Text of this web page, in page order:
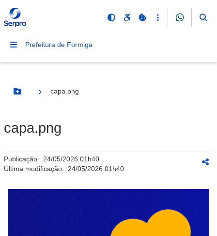
Prefeitura de Formiga
Botão Menu
capa.png
capa.png
Publicação: 24/05/2026 01h40
Última modificação: 24/05/2026 01h40